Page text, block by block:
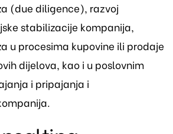
(due diligence), razvoj
stabilizacije kompanija,
u procesima kupovine ili prodaje
dijelova, kao i u poslovnim
i pripajanja i